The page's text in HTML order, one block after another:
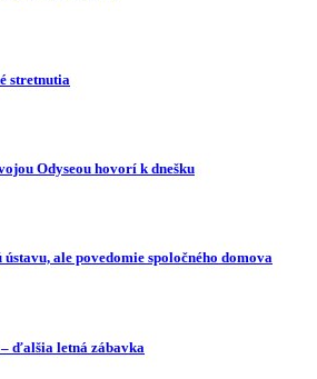
stretnutia
Odyseou hovorí k dnešku
ale povedomie spoločného domova
ďalšia letná zábavka